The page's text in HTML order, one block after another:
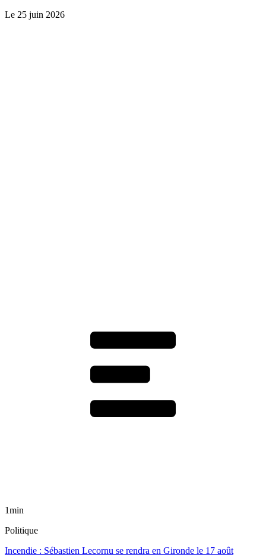
Le 25 juin 2026
1min
Politique
Incendie : Sébastien Lecornu se rendra en Gironde le 17 août